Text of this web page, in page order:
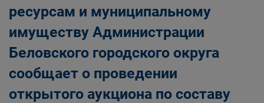
ресурсам и муниципальному
имуществу Администрации
Беловского городского округа
сообщает о проведении
открытого аукциона по составу